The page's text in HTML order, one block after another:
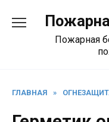
содержаниюПожарная
ГЛАВНАЯ »